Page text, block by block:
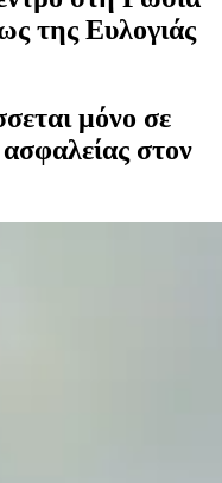
της Ευλογιάς
μόνο σε
στον